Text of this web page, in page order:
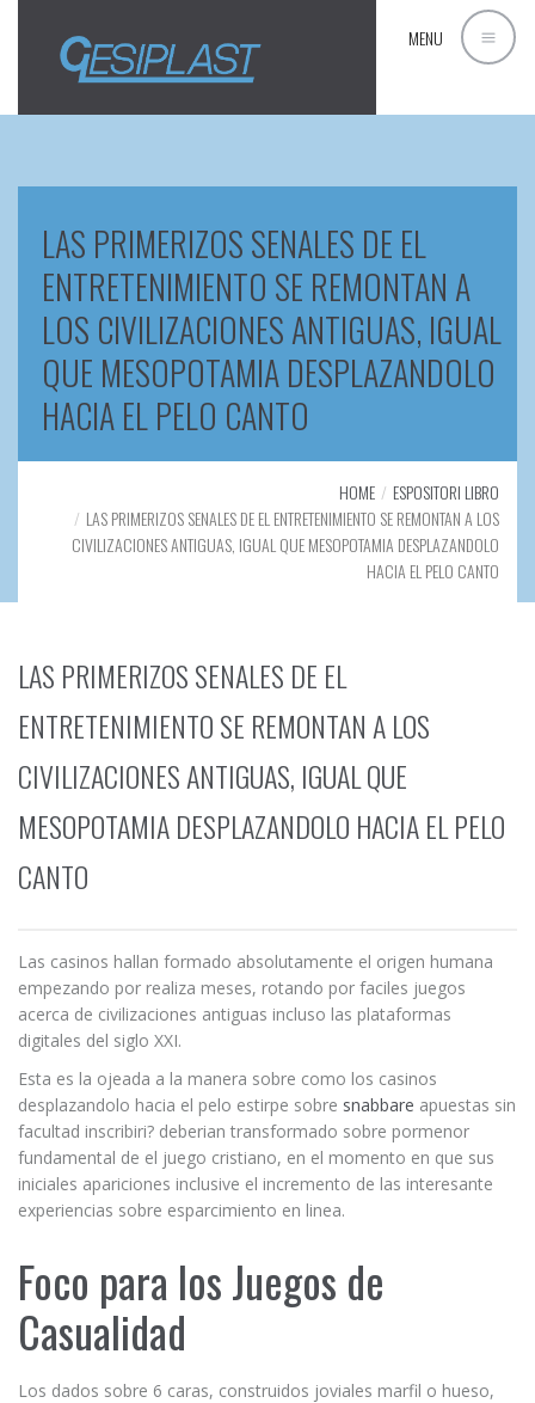
MENU
LAS PRIMERIZOS SENALES DE EL
ENTRETENIMIENTO SE REMONTAN A
LOS CIVILIZACIONES ANTIGUAS, IGUAL
QUE MESOPOTAMIA DESPLAZANDOLO
HACIA EL PELO CANTO
HOME
ESPOSITORI LIBRO
LAS PRIMERIZOS SENALES DE EL ENTRETENIMIENTO SE REMONTAN A LOS
CIVILIZACIONES ANTIGUAS, IGUAL QUE MESOPOTAMIA DESPLAZANDOLO
HACIA EL PELO CANTO
LAS PRIMERIZOS SENALES DE EL
ENTRETENIMIENTO SE REMONTAN A LOS
CIVILIZACIONES ANTIGUAS, IGUAL QUE
MESOPOTAMIA DESPLAZANDOLO HACIA EL PELO
CANTO
Las casinos hallan formado absolutamente el origen humana
empezando por realiza meses, rotando por faciles juegos
acerca de civilizaciones antiguas incluso las plataformas
digitales del siglo XXI.
Esta es la ojeada a la manera sobre como los casinos
desplazandolo hacia el pelo estirpe sobre snabbare apuestas sin
facultad inscribiri? deberian transformado sobre pormenor
fundamental de el juego cristiano, en el momento en que sus
iniciales apariciones inclusive el incremento de las interesante
experiencias sobre esparcimiento en linea.
Foco para los Juegos de
Casualidad
Los dados sobre 6 caras, construidos joviales marfil o hueso,